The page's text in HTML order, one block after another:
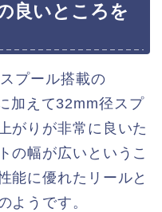
良いところを
プール搭載の
加えて32mm径スプ
がりが非常に良いた
の幅が広いというこ
能に優れたリールと
ようです。